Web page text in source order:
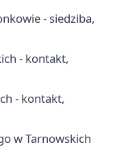
- siedziba,
- kontakt,
- kontakt,
w Tarnowskich